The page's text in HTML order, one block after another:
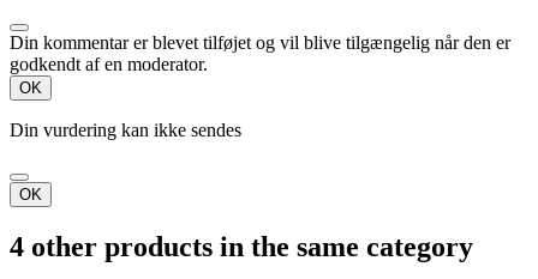
Din kommentar er blevet tilføjet og vil blive tilgængelig når den er
godkendt af en moderator.
OK
Din vurdering kan ikke sendes
OK
4 other products in the same category